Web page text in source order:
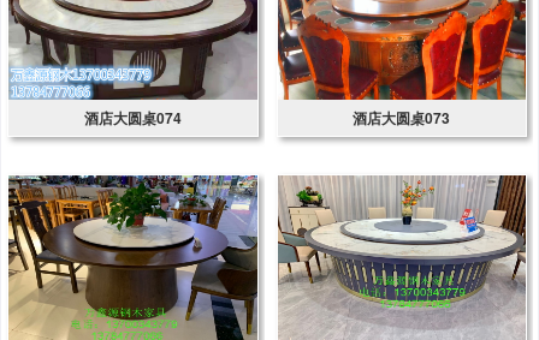
酒店大圆桌074 酒店大圆桌073